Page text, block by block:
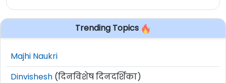
Trending Topics
Majhi Naukri
Dinvishesh (दिनविशेष दिनदर्शिका)